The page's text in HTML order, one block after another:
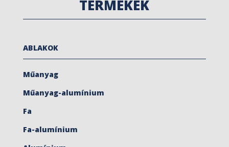
TERMÉKEK
ABLAKOK
Műanyag
Műanyag-alumínium
Fa
Fa-alumínium